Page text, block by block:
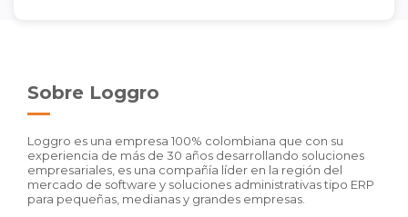
Sobre Loggro
Loggro es una empresa 100% colombiana que con su
experiencia de más de 30 años desarrollando soluciones
empresariales, es una compañía líder en la región del
mercado de software y soluciones administrativas tipo ERP
para pequeñas, medianas y grandes empresas.